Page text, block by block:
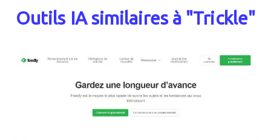
Outils IA similaires à "Trickle"